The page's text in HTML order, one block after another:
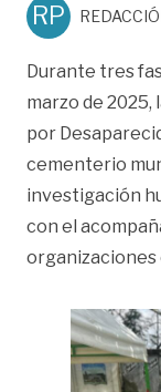
RP
Durante tres
marzo de 2025,
por
cementerio
investigación
con el
organizaciones